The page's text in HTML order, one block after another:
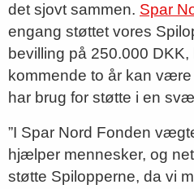
det sjovt sammen. Spar
engang støttet vores
bevilling på 250.000
kommende to år kan
har brug for støtte i en
”I Spar Nord Fonden
hjælper mennesker, og
støtte Spilopperne, da vi